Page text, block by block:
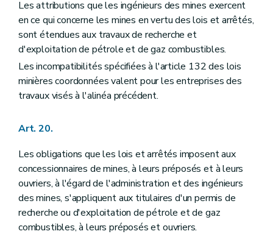
Les attributions que les ingénieurs des mines exercent
en ce qui concerne les mines en vertu des lois et arrêtés,
sont étendues aux travaux de recherche et
d'exploitation de pétrole et de gaz combustibles.
Les incompatibilités spécifiées à l'article 132 des lois
minières coordonnées valent pour les entreprises des
travaux visés à l'alinéa précédent.
Art. 20.
Les obligations que les lois et arrêtés imposent aux
concessionnaires de mines, à leurs préposés et à leurs
ouvriers, à l'égard de l'administration et des ingénieurs
des mines, s'appliquent aux titulaires d'un permis de
recherche ou d'exploitation de pétrole et de gaz
combustibles, à leurs préposés et ouvriers.